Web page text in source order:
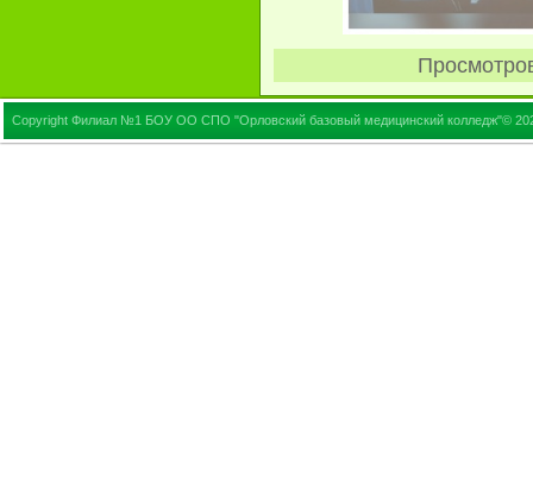
Copyright Филиал №1 БОУ ОО СПО "Орловский базовый медицинский колледж"©